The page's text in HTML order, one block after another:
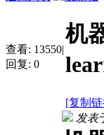
查看: 13550|
回复: 0
机
[复制
发表